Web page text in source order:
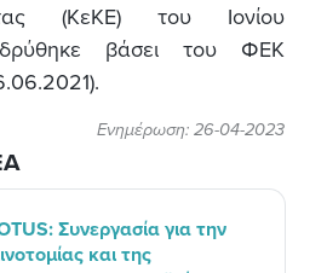
(ΚεΚΕ) του Ιονίου
βάσει του ΦΕΚ
Ενημέρωση: 26-04-2023
Συνεργασία για την
και της